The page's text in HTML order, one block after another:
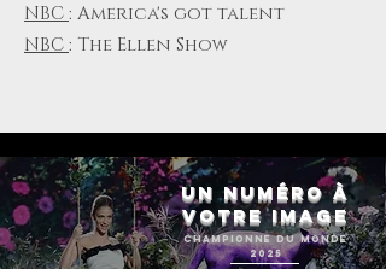
NBC: America's got talent
NBC: The Ellen Show
Un numéro à
votre image
Championne du monde
2025